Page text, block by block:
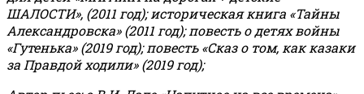
ШАЛОСТИ», (2011 год); историческая книга «Тайны
Александровска» (2011 год); повесть о детях войны
«Гутенька» (2019 год); повесть «Сказ о том, как казаки
за Правдой ходили» (2019 год);